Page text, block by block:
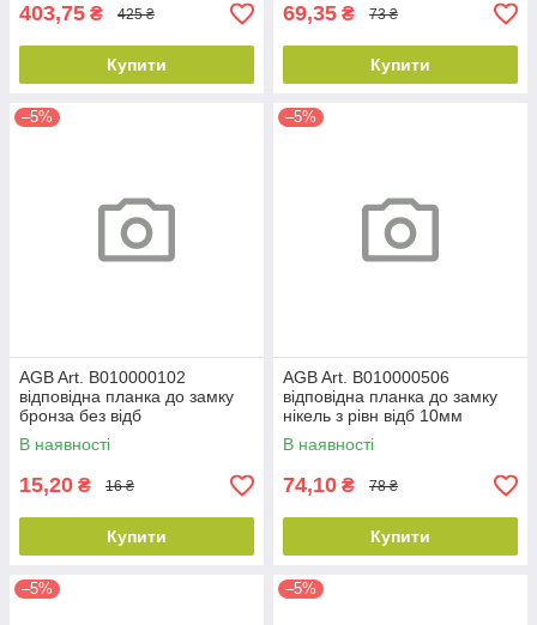
403,75 ₴ 425 ₴
Купити
69,35 ₴ 73 ₴
Купити
–5%
AGB Art. B010000102
відповідна планка до замку
бронза без відб
В наявності
15,20 ₴ 16 ₴
Купити
–5%
AGB Art. B010000506
відповідна планка до замку
нікель з рівн відб 10мм
В наявності
74,10 ₴ 78 ₴
Купити
–5% –5%